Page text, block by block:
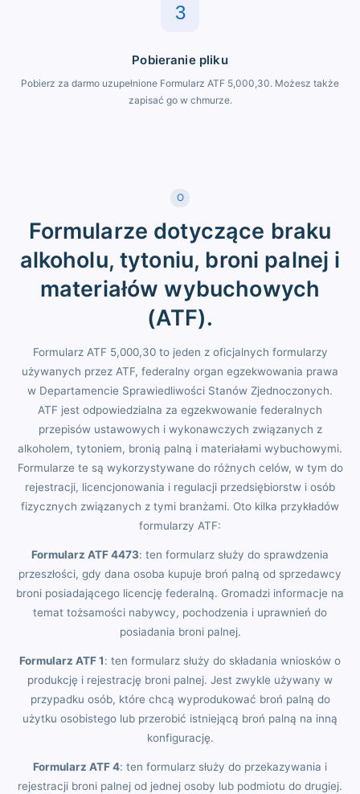
3
Pobieranie pliku
Pobierz za darmo uzupełnione Formularz ATF 5,000,30. Możesz także
zapisać go w chmurze.
O
Formularze dotyczące braku
alkoholu, tytoniu, broni palnej i
materiałów wybuchowych
(ATF).
Formularz ATF 5,000,30 to jeden z oficjalnych formularzy
używanych przez ATF, federalny organ egzekwowania prawa
w Departamencie Sprawiedliwości Stanów Zjednoczonych.
ATF jest odpowiedzialna za egzekwowanie federalnych
przepisów ustawowych i wykonawczych związanych z
alkoholem, tytoniem, bronią palną i materiałami wybuchowymi.
Formularze te są wykorzystywane do różnych celów, w tym do
rejestracji, licencjonowania i regulacji przedsiębiorstw i osób
fizycznych związanych z tymi branżami. Oto kilka przykładów
formularzy ATF:
Formularz ATF 4473: ten formularz służy do sprawdzenia
przeszłości, gdy dana osoba kupuje broń palną od sprzedawcy
broni posiadającego licencję federalną. Gromadzi informacje na
temat tożsamości nabywcy, pochodzenia i uprawnień do
posiadania broni palnej.
Formularz ATF 1: ten formularz służy do składania wniosków o
produkcję i rejestrację broni palnej. Jest zwykle używany w
przypadku osób, które chcą wyprodukować broń palną do
użytku osobistego lub przerobić istniejącą broń palną na inną
konfigurację.
Formularz ATF 4: ten formularz służy do przekazywania i
rejestracji broni palnej od jednej osoby lub podmiotu do drugiej.